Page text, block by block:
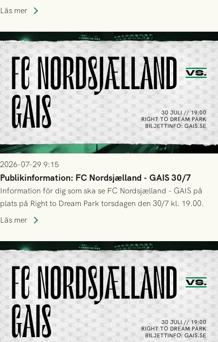
Park! Fredrik Holmberg och ledarstaben har tagit ut följande
Läs mer
2026-07-29 9:15
Publikinformation: FC Nordsjælland - GAIS 30/7
Information för dig som ska se FC Nordsjælland - GAIS på
plats på Right to Dream Park torsdagen den 30/7 kl. 19.00.
Läs mer